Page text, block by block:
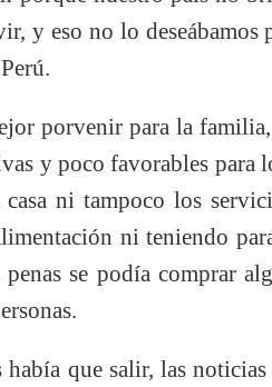
y eso no lo deseábamos
porvenir para la
y poco favorables para
ni tampoco los
ni teniendo
se podía comprar
que salir, las noticias